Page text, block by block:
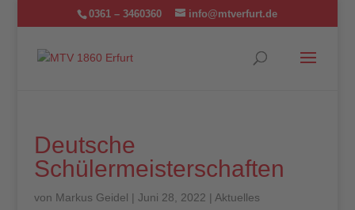
0361 – 3460360 info@mtverfurt.de
Deutsche
Schülermeisterschaften
von Markus Geidel | Juni 28, 2022 | Aktuelles